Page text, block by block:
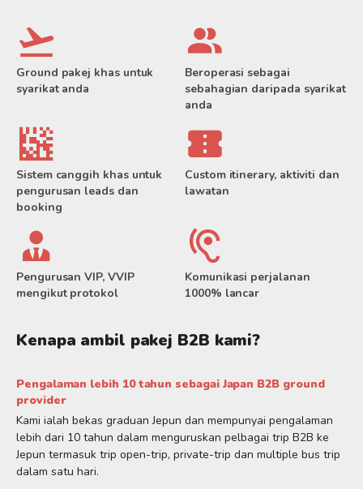
Ground pakej khas untuk
syarikat anda
Beroperasi sebagai
sebahagian daripada syarikat
anda
Sistem canggih khas untuk
pengurusan leads dan
booking
Custom itinerary, aktiviti dan
lawatan
Pengurusan VIP, VVIP
mengikut protokol
Komunikasi perjalanan
1000% lancar
Kenapa ambil pakej B2B kami?
Pengalaman lebih 10 tahun sebagai Japan B2B ground
provider
Kami ialah bekas graduan Jepun dan mempunyai pengalaman
lebih dari 10 tahun dalam menguruskan pelbagai trip B2B ke
Jepun termasuk trip open-trip, private-trip dan multiple bus trip
dalam satu hari.